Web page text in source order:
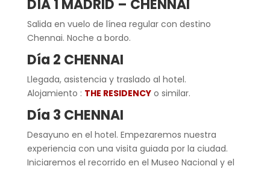
DÍA 1 MADRID – CHENNAI
Salida en vuelo de línea regular con destino
Chennai. Noche a bordo.
Día 2 CHENNAI
Llegada, asistencia y traslado al hotel.
Alojamiento : THE RESIDENCYo similar.
Día 3 CHENNAI
Desayuno en el hotel. Empezaremos nuestra
experiencia con una visita guiada por la ciudad.
Iniciaremos el recorrido en el Museo Nacional y el